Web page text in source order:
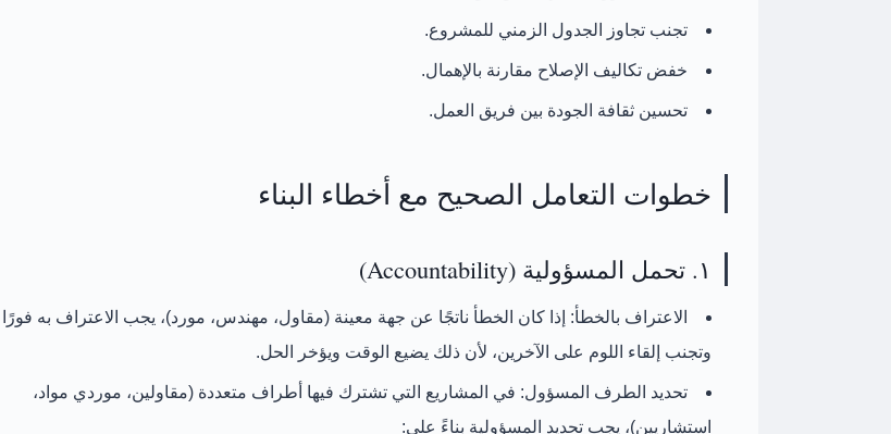
تجنب تجاوز الجدول الزمني للمشروع.
خفض تكاليف الإصلاح مقارنة بالإهمال.
تحسين ثقافة الجودة بين فريق العمل.
خطوات التعامل الصحيح مع أخطاء البناء
١. تحمل المسؤولية (Accountability)
الاعتراف بالخطأ: إذا كان الخطأ ناتجًا عن جهة معينة (مقاول، مهندس، مورد)، يجب الاعتراف به فورًا
وتجنب إلقاء اللوم على الآخرين، لأن ذلك يضيع الوقت ويؤخر الحل.
تحديد الطرف المسؤول: في المشاريع التي تشترك فيها أطراف متعددة (مقاولين، موردي مواد،
استشاريين)، يجب تحديد المسؤولية بناءً على: